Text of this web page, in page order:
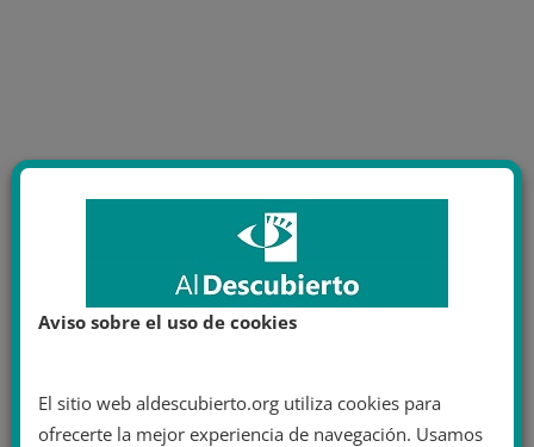
Aviso sobre el uso de cookies
El sitio web aldescubierto.org utiliza cookies para
ofrecerte la mejor experiencia de navegación. Usamos